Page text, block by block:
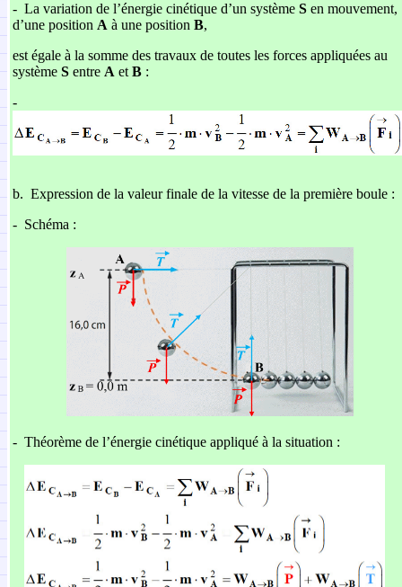
- La variation de l’énergie cinétique d’un système S en mouvement,
d’une position A à une position B,
est égale à la somme des travaux de toutes les forces appliquées au
système S entre A et B :
-
b. Expression de la valeur finale de la vitesse de la première boule :
- Schéma :
- Théorème de l’énergie cinétique appliqué à la situation :